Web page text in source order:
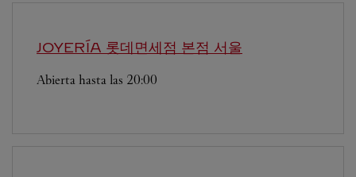
JOYERÍA 롯데면세점 본점 서울
Abierta hasta las 20:00